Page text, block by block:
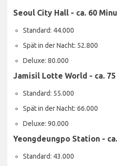
Seoul City Hall - ca. 60
Standard: 44.000
Spät in der Nacht: 52.800
Deluxe: 80.000
Jamisil Lotte World - ca.
Standard: 55.000
Spät in der Nacht: 66.000
Deluxe: 90.000
Yeongdeungpo Station -
Standard: 43.000